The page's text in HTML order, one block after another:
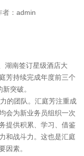
者： admin
湖南签订星级酒店大
芳持续完成年度前三个
突破。
的团队。汇庭芳注重成
会为新业务员组织一次
提供积累、学习、借鉴
和战斗力。这也是汇庭
因素。